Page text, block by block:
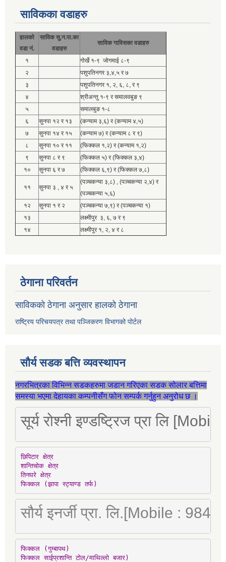
साविकका वडाहरु
हालको
वडा नं.
साविक सु.न.पा.का
वडाहरु
साविक गाविसका वडाहरु
१
गोर्खे १-९ जोगमाई ८-९
२
पशुपतिनगर ३,४,५ र ७
३
पशुपतिनगर १, २, ६, ८, र ९
४
श्रीअन्तु १-९ र समालवबुङ ९
५
समालबुङ १-८
६
सुनपा १२ र १३
(कन्याम ३,६) र (कन्याम ४,५)
७
सुनपा १४ र १५
(कन्याम ७) र (कन्याम ८ र ९)
८
सुनपा १० र ११
(फिक्कल १,२) र (कन्याम १,२)
९
सुनपा ८ र ९
(फिक्कल ५) र (फिक्कल ३,४)
१०
सुनपा ६ र ७ (फिक्कल ६,९) र (फिक्कल ७,८)
११ सुनपा ३ , ४ र ५
(पञ्चकन्या ३,८) , (पञ्चकन्या २,४) र
(पञ्चकन्या ५,६)
१२
सुनपा १ र २
(पञ्चकन्या ७,९) र (पञ्चकन्या १)
१३
लक्ष्मीपुर ३, ६, ७ र ९
१४
लक्ष्मीपुर १, २, ४ र ८
ठेगाना परिवर्तन
साविकको ठेगाना अनुसार हालको ठेगाना
राष्ट्रिय परिचयपत्र तथा पञ्जिकरण विभागको पोर्टल
सौर्य सडक बत्ति व्यवस्थापन
नगरभित्रका विभिन्न सडकहरुमा जडान गरिएका सडक सोलार बत्तिमा
समस्या भएमा देहायका कम्पनीसँग फोन सम्पर्क गर्नुहुन अनुरोध छ ।
सूर्य रोश्नी इण्डष्ट्रिज प्रा लि
छिपिटार क्षेत्र
शान्तिचोक क्षेत्र
तिनघरे क्षेत्र
फिक्कल (झापा स्ट्याण्ड तर्फ)
सौर्य इनर्जी प्रा. लि.[Mobile :
फिक्कल (गुम्बापथ)
फिक्कल साईप्रशान्ति टोल/माथिल्लो बजार)